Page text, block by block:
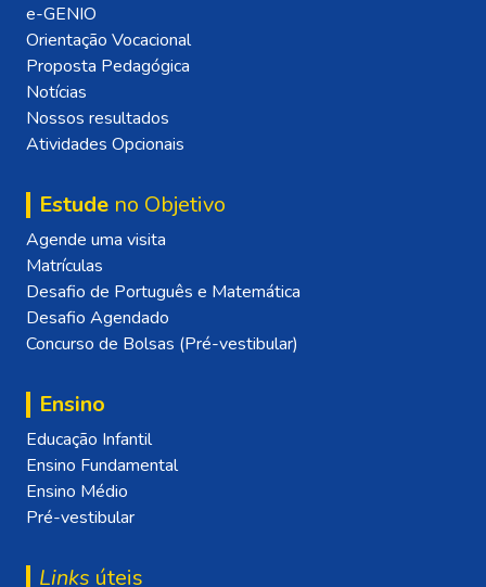
e-GENIO
Orientação Vocacional
Proposta Pedagógica
Notícias
Nossos resultados
Atividades Opcionais
Estude no Objetivo
Agende uma visita
Matrículas
Desafio de Português e Matemática
Desafio Agendado
Concurso de Bolsas (Pré-vestibular)
Ensino
Educação Infantil
Ensino Fundamental
Ensino Médio
Pré-vestibular
Links úteis